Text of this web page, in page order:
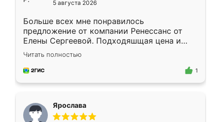
5 августа 2026
Больше всех мне понравилось
предложение от компании Ренессанс от
Елены Сергеевой. Подходяшщая цена и
короткие сроки изготовления. Приехавший
для замера сотрудник Владислав
предложил по моему эскизу самый
Читать полностью
1
Ярослава